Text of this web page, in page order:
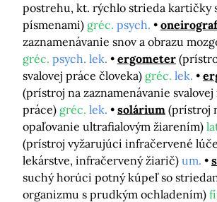
postrehu, kt. rýchlo strieda kartičky
písmenami) gréc. psych. oneirograf
zaznamenávanie snov a obrazu
gréc. psych. lek. ergometer
svalovej práce človeka) gréc. lek.
(prístroj na zaznamenávanie svalovej
práce) gréc. lek. solárium (prístroj
opaľovanie ultrafialovým žiarením)
(prístroj vyžarujúci infračervené
lekárstve, infračervený žiarič) um.
suchý horúci potný kúpeľ so
organizmu s prudkým ochladením)